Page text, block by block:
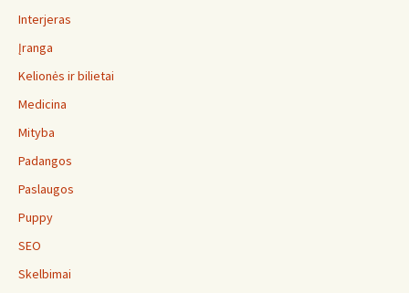
Interjeras
Įranga
Kelionės ir bilietai
Medicina
Mityba
Padangos
Paslaugos
Puppy
SEO
Skelbimai